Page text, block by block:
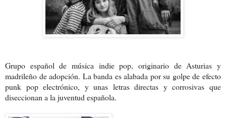
Grupo español de música indie pop, originario de Asturias y
madrileño de adopción. La banda es alabada por su golpe de efecto
punk pop electrónico, y unas letras directas y corrosivas que
diseccionan a la juventud española.